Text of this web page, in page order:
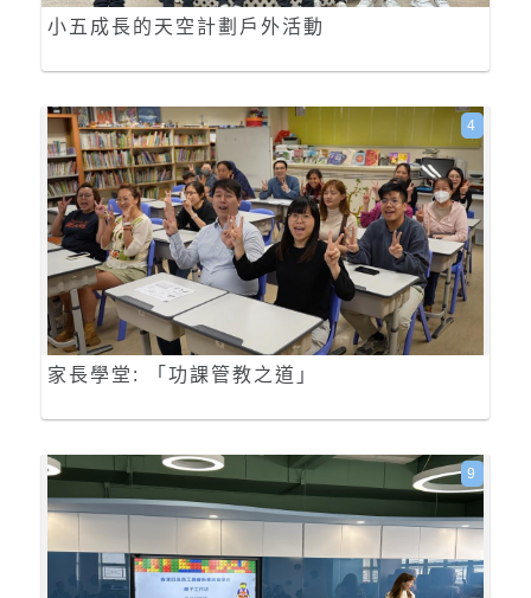
小五成長的天空計劃戶外活動
家長學堂: 「功課管教之道」
4
9